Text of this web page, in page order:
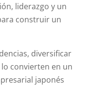
liderazgo y un
construir un
diversificar
convierten en un
japonés